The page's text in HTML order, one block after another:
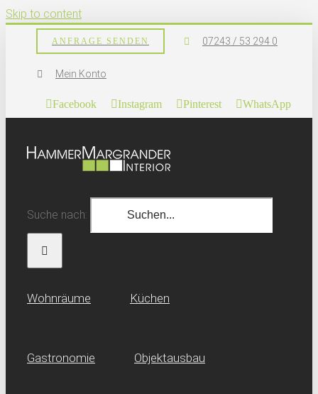
Skip to content
ANFRAGE SENDEN 07243 / 53 294 0
Mein Konto
Facebook Instagram Pinterest WhatsApp
Suche nach:
Wohn­räume Küchen
Gastronomie Objektausbau